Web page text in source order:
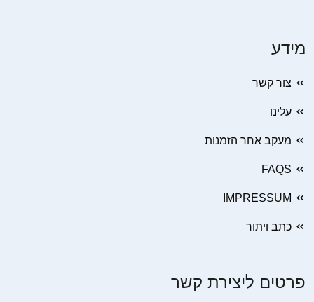
מידע
צור קשר
עלינו
מעקב אחר הזמנות
FAQS
IMPRESSUM
כתב ויתור
פרטים ליצירת קשר